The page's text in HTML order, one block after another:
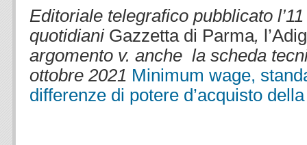
Editoriale telegrafico pubblicato
quotidiani Gazzetta di Parma,
argomento v. anche la scheda
ottobre 2021 Minimum wage,
differenze di potere d’acquisto